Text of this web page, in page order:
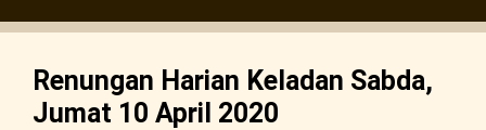
Renungan Harian Keladan Sabda,
Jumat 10 April 2020